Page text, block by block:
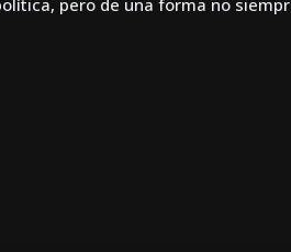
pero de una forma no